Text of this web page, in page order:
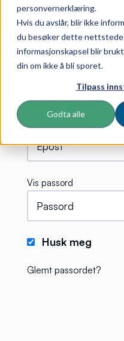
personvernerklæring.
Hvis du avslår, blir ikke
du besøker dette
informasjonskapsel blir
din om ikke å bli sporet.
Tilpass
Godta alle
Logg inn
Vis passord
Husk meg
Glemt passordet?